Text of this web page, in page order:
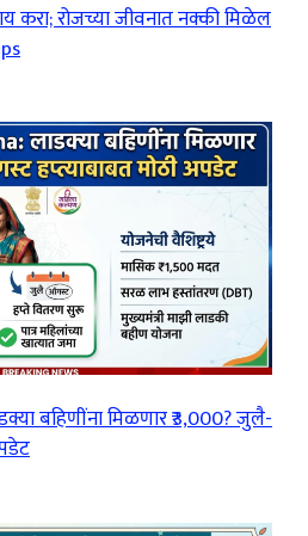
करा; रोजच्या जीवनात नक्की मिळेल
बहिणींना मिळणार ₹3,000? जुलै-